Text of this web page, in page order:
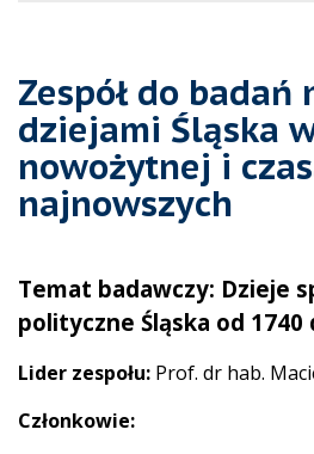
Zespół do badań
dziejami Śląska
nowożytnej i
najnowszych
Temat badawczy: Dzieje
polityczne Śląska od 1740
Lider zespołu: Prof. dr hab.
Członkowie: